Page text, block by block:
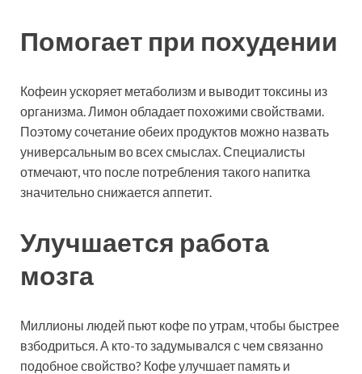
Помогает при похудении
Кофеин ускоряет метаболизм и выводит токсины из
организма. Лимон обладает похожими свойствами.
Поэтому сочетание обеих продуктов можно назвать
универсальным во всех смыслах. Специалисты
отмечают, что после потребления такого напитка
значительно снижается аппетит.
Улучшается работа
мозга
Миллионы людей пьют кофе по утрам, чтобы быстрее
взбодриться. А кто-то задумывался с чем связанно
подобное свойство? Кофе улучшает память и